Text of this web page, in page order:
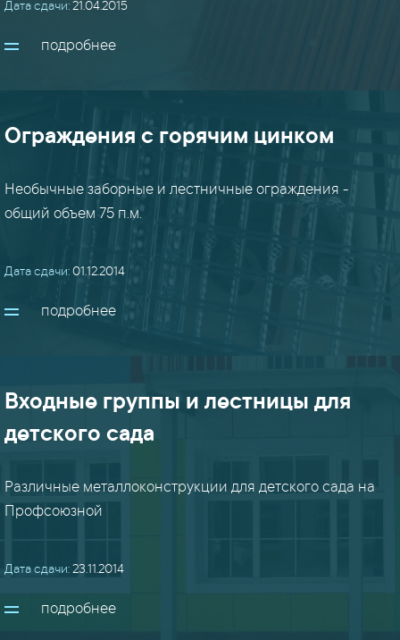
Дата сдачи:21.04.2015
подробнее
Ограждения с горячим цинком
Необычные заборные и лестничные ограждения -
общий объем 75 п.м.
Дата сдачи:01.12.2014
подробнее
Входные группы и лестницы для
детского сада
Различные металлоконструкции для детского сада на
Профсоюзной
Дата сдачи:23.11.2014
подробнее